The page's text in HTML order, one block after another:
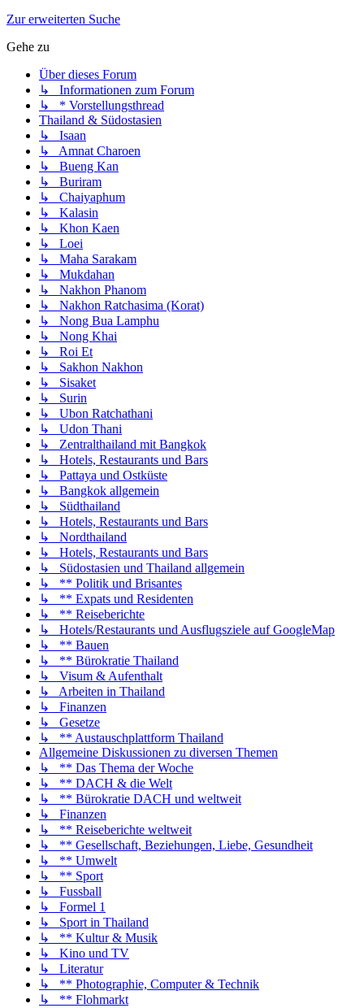
Zur erweiterten Suche
Gehe zu
Über dieses Forum
↳ Informationen zum Forum
↳ * Vorstellungsthread
Thailand & Südostasien
↳ Isaan
↳ Amnat Charoen
↳ Bueng Kan
↳ Buriram
↳ Chaiyaphum
↳ Kalasin
↳ Khon Kaen
↳ Loei
↳ Maha Sarakam
↳ Mukdahan
↳ Nakhon Phanom
↳ Nakhon Ratchasima (Korat)
↳ Nong Bua Lamphu
↳ Nong Khai
↳ Roi Et
↳ Sakhon Nakhon
↳ Sisaket
↳ Surin
↳ Ubon Ratchathani
↳ Udon Thani
↳ Zentralthailand mit Bangkok
↳ Hotels, Restaurants und Bars
↳ Pattaya und Ostküste
↳ Bangkok allgemein
↳ Südthailand
↳ Hotels, Restaurants und Bars
↳ Nordthailand
↳ Hotels, Restaurants und Bars
↳ Südostasien und Thailand allgemein
↳ ** Politik und Brisantes
↳ ** Expats und Residenten
↳ ** Reiseberichte
↳ Hotels/Restaurants und Ausflugsziele auf GoogleMap
↳ ** Bauen
↳ ** Bürokratie Thailand
↳ Visum & Aufenthalt
↳ Arbeiten in Thailand
↳ Finanzen
↳ Gesetze
↳ ** Austauschplattform Thailand
Allgemeine Diskussionen zu diversen Themen
↳ ** Das Thema der Woche
↳ ** DACH & die Welt
↳ ** Bürokratie DACH und weltweit
↳ Finanzen
↳ ** Reiseberichte weltweit
↳ ** Gesellschaft, Beziehungen, Liebe, Gesundheit
↳ ** Umwelt
↳ ** Sport
↳ Fussball
↳ Formel 1
↳ Sport in Thailand
↳ ** Kultur & Musik
↳ Kino und TV
↳ Literatur
↳ ** Photographie, Computer & Technik
↳ ** Flohmarkt